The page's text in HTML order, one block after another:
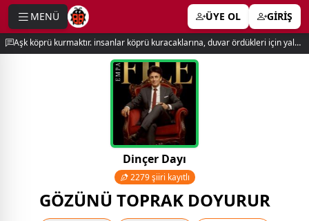
MENÜ ÜYE OL GİRİŞ
Aşk köprü kurmaktır. insanlar köprü kuracaklarına, duvar ördükleri için yalnız kalırlar. newton
Dinçer Dayı
2279 şiiri kayıtlı
GÖZÜNÜ TOPRAK DOYURUR
menu